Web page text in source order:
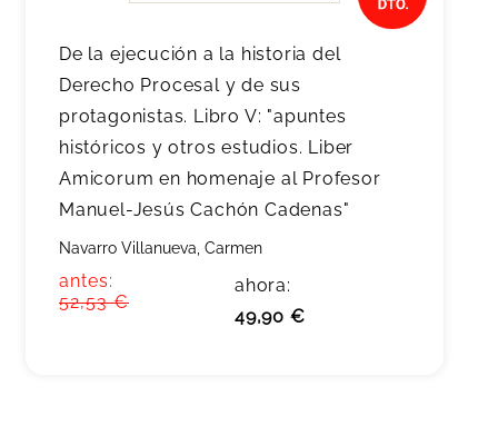
De la ejecución a la historia del
Derecho Procesal y de sus
protagonistas. Libro V: "apuntes
históricos y otros estudios. Liber
Amicorum en homenaje al Profesor
Manuel-Jesús Cachón Cadenas"
Navarro Villanueva, Carmen
antes:
52,53 €
ahora:
49,90 €